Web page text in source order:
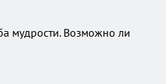
мудрости. Возможно ли